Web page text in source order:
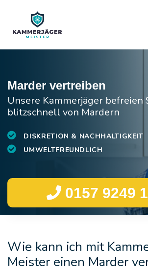
Marder vertreiben
Unsere Kammerjäger befreien
blitzschnell von Mardern
DISKRETION & NACHHALTIGKEIT
UMWELTFREUNDLICH
0157 9249
Wie kann ich mit
Meister einen Marder